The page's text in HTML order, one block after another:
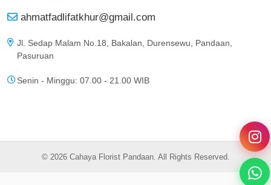
ahmatfadlifatkhur@gmail.com
Jl. Sedap Malam No.18, Bakalan, Durensewu, Pandaan,
Pasuruan
Senin - Minggu: 07.00 - 21.00 WIB
© 2026 Cahaya Florist Pandaan. All Rights Reserved.